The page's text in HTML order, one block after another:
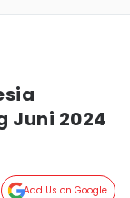
Juni 2024
Add Us on Google